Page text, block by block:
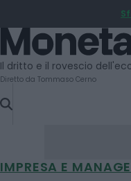
TO
CONTENT
Moneta
Il dritto e il rovescio
Diretto da Tommaso Cerno
IMPRESA E